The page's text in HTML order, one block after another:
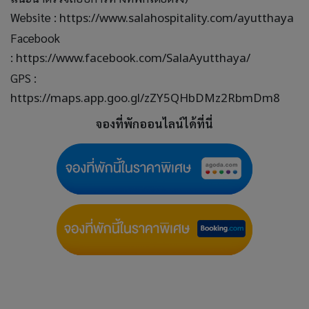
Website : https://www.salahospitality.com/ayutthaya
Facebook
: https://www.facebook.com/SalaAyutthaya/
GPS :
https://maps.app.goo.gl/zZY5QHbDMz2RbmDm8
จองที่พักออนไลน์ได้ที่นี่